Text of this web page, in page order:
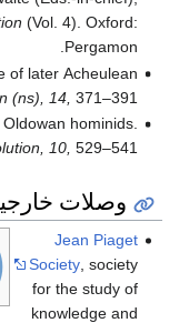
(Vol. 4). Oxford:
Pergamon.
of later Acheulean
(ns), 14, 371–391.
hominids.
10, 529–541.
وصلات
Jean Piaget
Society, society
for the study of
knowledge and